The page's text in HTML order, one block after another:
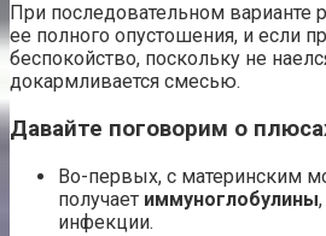
При последовательном варианте
ее полного опустошения, и если
беспокойство, поскольку не
докармливается смесью.
Давайте поговорим о
Во-первых, с материнским
получает иммуноглобулины
инфекции.